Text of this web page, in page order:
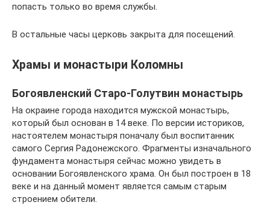
попасть только во время службы.
В остальные часы церковь закрыта для посещений.
Храмы и монастыри Коломны
Богоявленский Старо-Голутвин монастырь
На окраине города находится мужской монастырь,
который был основан в 14 веке. По версии историков,
настоятелем монастыря поначалу был воспитанник
самого Сергия Радонежского. Фрагменты изначального
фундамента монастыря сейчас можно увидеть в
основании Богоявленского храма. Он был построен в 18
веке и на данный момент является самым старым
строением обители.